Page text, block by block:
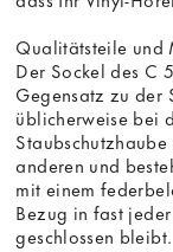
Qualitätsteile und
Der Sockel des C
Gegensatz zu der
üblicherweise bei
anderen und
mit einem
Bezug in fast
geschlossen bleibt.